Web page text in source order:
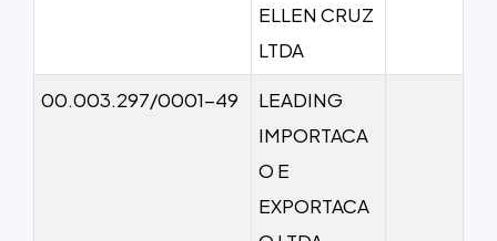
ELLEN CRUZ
LTDA
00.003.297/0001-49
LEADING
IMPORTACA
O E
EXPORTACA